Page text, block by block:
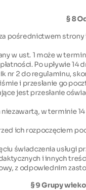
§ 8
pośrednictwem
w ust. 1 może w
Po upływie
nr 2 do regulaminu,
i przesłanie go
jest przesłanie
w terminie
ich rozpoczęciem
świadczenia usługi
i innych
z odpowiednim
§ 9 Grupy